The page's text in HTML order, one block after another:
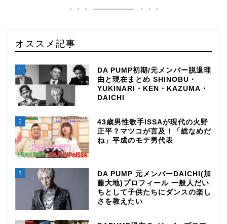
オススメ記事
1
DA PUMP初期/元メンバー脱退理
由と現在まとめ SHINOBU・
YUKINARI・KEN・KAZUMA・
DAICHI
2
43歳男性歌手ISSAが現代の火野
正平？マツコが言及！「総なめだ
ね」平成のモテ男代表
3
DA PUMP 元メンバーDAICHI(加
藤大地)プロフィール 一般人だい
ちとして子供たちにダンスの楽し
さを教えたい